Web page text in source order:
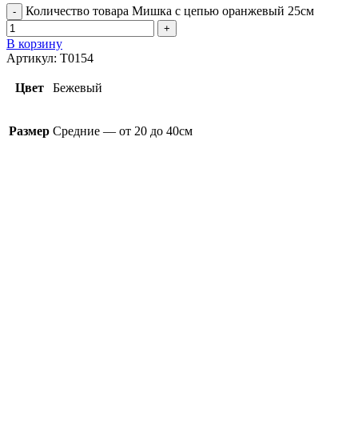
Количество товара Мишка с цепью оранжевый 25см
В корзину
Артикул: T0154
Цвет Бежевый
Размер Средние — от 20 до 40см